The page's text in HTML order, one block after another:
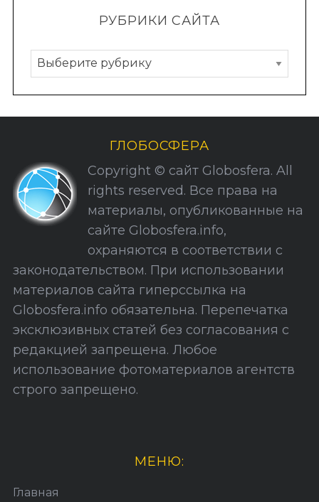
РУБРИКИ САЙТА
Р
у
б
р
и
С
а
а
ГЛОБОСФЕРА
Copyright © сайт Globosfera. All
rights reserved. Все права на
материалы, опубликованные на
сайте Globosfera.info,
охраняются в соответствии с
законодательством. При использовании
материалов сайта гиперссылка на
Globosfera.info обязательна. Перепечатка
эксклюзивных статей без согласования с
редакцией запрещена. Любое
использование фотоматериалов агентств
строго запрещено.
МЕНЮ:
Главная